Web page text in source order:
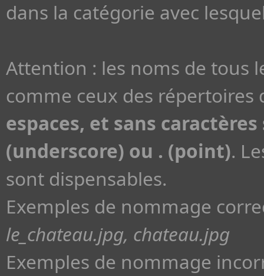
dans la catégorie avec
Attention : les noms de tous
comme ceux des répertoires
espaces, et sans
(underscore) ou . (point).
sont dispensables.
Exemples de nommage
le_chateau.jpg, chateau.jpg
Exemples de nommage